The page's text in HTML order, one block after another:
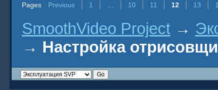
Pages Previous 1 10 11 12 13
SmoothVideo Project →
→ Настройка